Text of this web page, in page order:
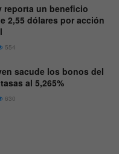
reporta un beneficio
2,55 dólares por acción
554
sacude los bonos del
al 5,265%
630